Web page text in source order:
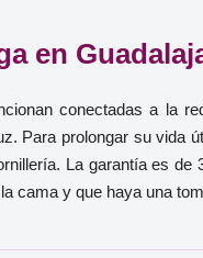
en
conectadas a la
Para prolongar su vida
La garantía es
cama y que haya una